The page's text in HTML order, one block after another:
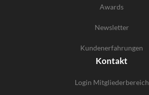
Awards
Newsletter
Kundenerfahrungen
Kontakt
Login Mitgliederbereich